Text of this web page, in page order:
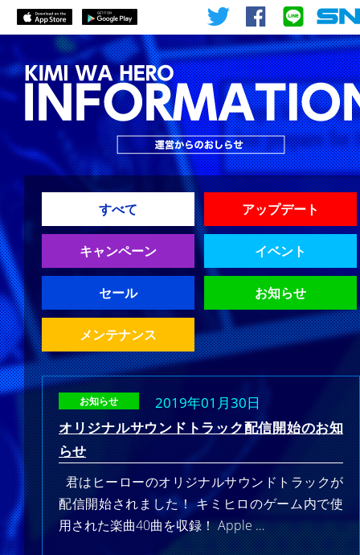
すべて アップデート
キャンペーン イベント
セール お知らせ
メンテナンス
2019年01月30日
お知らせ
オリジナルサウンドトラック配信開始のお知
らせ
君はヒーローのオリジナルサウンドトラックが
配信開始されました！ キミヒロのゲーム内で使
用された楽曲40曲を収録！ Apple …